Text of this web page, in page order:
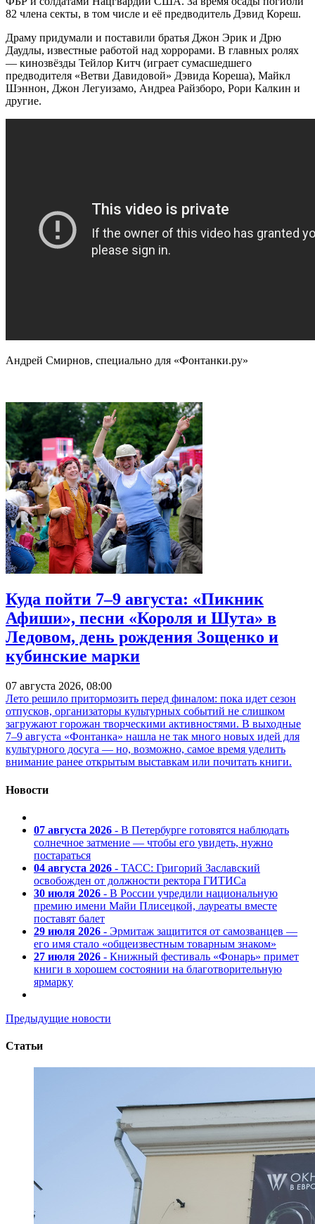
82 члена секты, в том числе и её предводитель Дэвид Кореш.
Драму придумали и поставили братья Джон Эрик и Дрю
Даудлы, известные работой над хоррорами. В главных ролях
— кинозвёзды Тейлор Китч (играет сумасшедшего
предводителя «Ветви Давидовой» Дэвида Кореша), Майкл
Шэннон, Джон Легуизамо, Андреа Райзборо, Рори Калкин и
другие.
Андрей Смирнов, специально для «Фонтанки.ру»
Куда пойти 7–9 августа: «Пикник
Афиши», песни «Короля и Шута» в
Ледовом, день рождения Зощенко и
кубинские марки
07 августа 2026, 08:00
Лето решило притормозить перед финалом: пока идет сезон
отпусков, организаторы культурных событий не слишком
загружают горожан творческими активностями. В выходные
7–9 августа «Фонтанка» нашла не так много новых идей для
культурного досуга — но, возможно, самое время уделить
внимание ранее открытым выставкам или почитать книги.
Новости
07 августа 2026 - В Петербурге готовятся наблюдать
солнечное затмение — чтобы его увидеть, нужно
постараться
04 августа 2026 - ТАСС: Григорий Заславский
освобожден от должности ректора ГИТИСа
30 июля 2026 - В России учредили национальную
премию имени Майи Плисецкой, лауреаты вместе
поставят балет
29 июля 2026 - Эрмитаж защитится от самозванцев —
его имя стало «общеизвестным товарным знаком»
27 июля 2026 - Книжный фестиваль «Фонарь» примет
книги в хорошем состоянии на благотворительную
ярмарку
Предыдущие новости
Статьи